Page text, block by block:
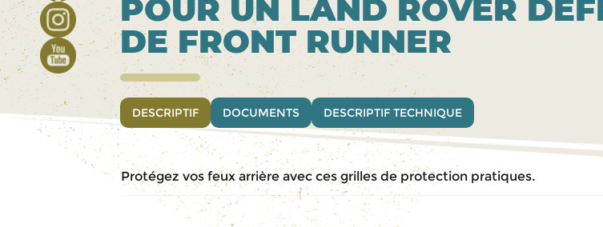
POUR UN LAND ROVER
DE FRONT RUNNER
DESCRIPTIF DOCUMENTS DESCRIPTIF TECHNIQUE
Protégez vos feux arrière avec ces grilles de protection pratiques.